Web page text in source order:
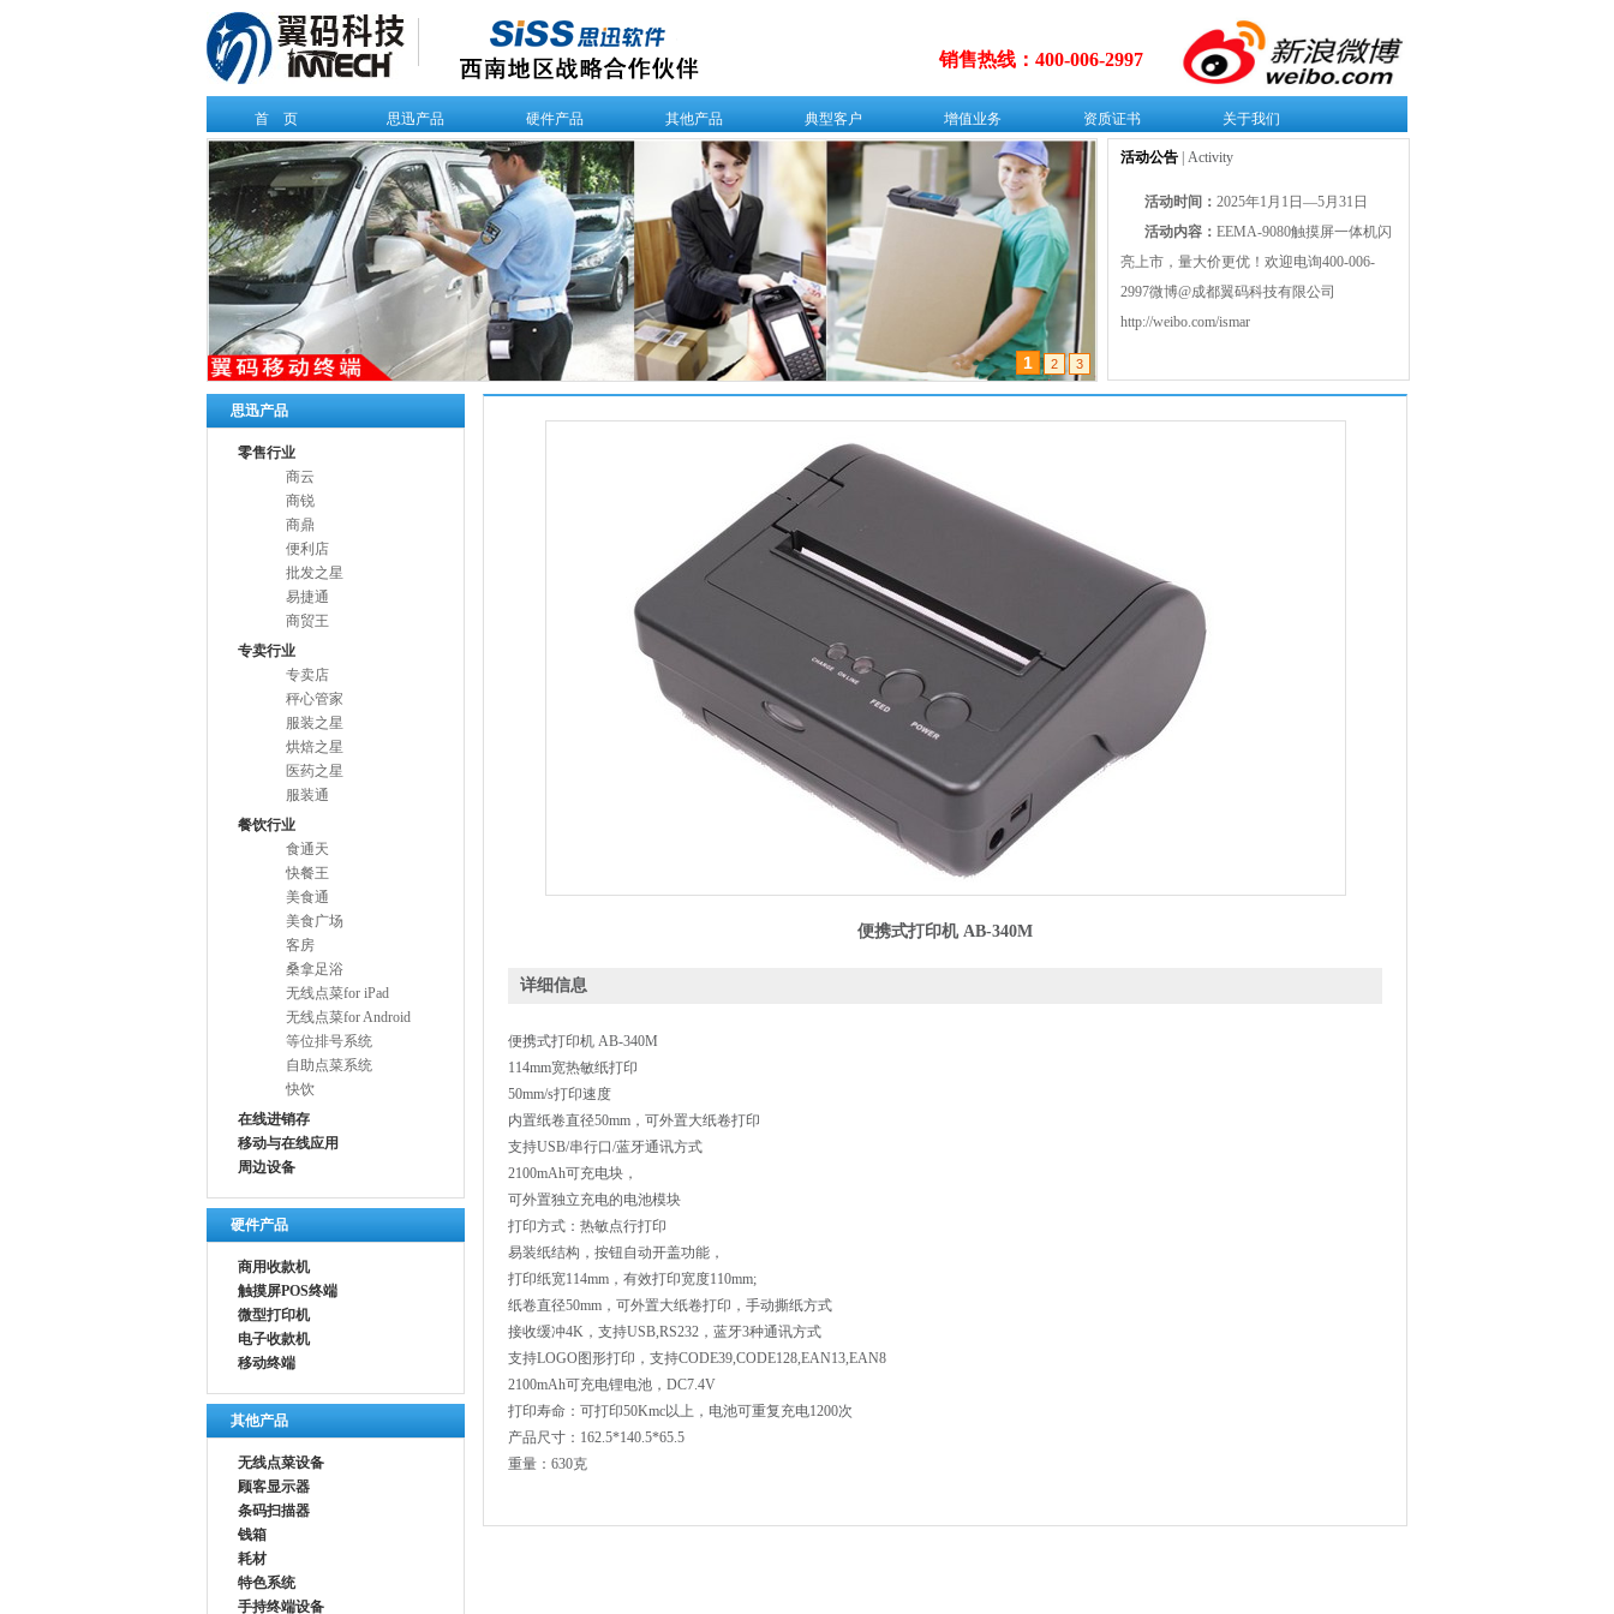
销售热线： 400-006-2997
首 页 思迅产品 硬件产品 其他产品 典型客户 增值业务 资质证书 关于我们
1 2 3
活动公告 | Activity
活动时间： 2025年1月1日—5月31日
活动内容： EEMA-9080触摸屏一体机闪
亮上市，量大价更优！欢迎电询400-006-
2997微博@成都翼码科技有限公司
http://weibo.com/ismar
思迅产品
零售行业
商云
商锐
商鼎
便利店
批发之星
易捷通
商贸王
专卖行业
专卖店
秤心管家
服装之星
烘焙之星
医药之星
服装通
餐饮行业
食通天
快餐王
美食通
美食广场
客房
桑拿足浴
无线点菜for iPad
无线点菜for Android
等位排号系统
自助点菜系统
快饮
在线进销存
移动与在线应用
周边设备
硬件产品
商用收款机
触摸屏POS终端
微型打印机
电子收款机
移动终端
其他产品
无线点菜设备
顾客显示器
条码扫描器
钱箱
耗材
特色系统
手持终端设备
便携式打印机 AB-340M
详细信息
便携式打印机 AB-340M
114mm宽热敏纸打印
50mm/s打印速度
内置纸卷直径50mm，可外置大纸卷打印
支持USB/串行口/蓝牙通讯方式
2100mAh可充电块，
可外置独立充电的电池模块
打印方式：热敏点行打印
易装纸结构，按钮自动开盖功能，
打印纸宽114mm，有效打印宽度110mm;
纸卷直径50mm，可外置大纸卷打印，手动撕纸方式
接收缓冲4K，支持USB,RS232，蓝牙3种通讯方式
支持LOGO图形打印，支持CODE39,CODE128,EAN13,EAN8
2100mAh可充电锂电池，DC7.4V
打印寿命：可打印50Kmc以上，电池可重复充电1200次
产品尺寸：162.5*140.5*65.5
重量：630克